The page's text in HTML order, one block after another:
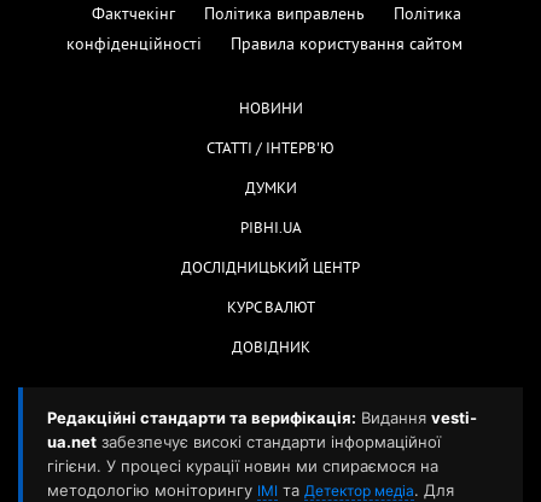
Фактчекінг
Політика виправлень
Політика
конфіденційності
Правила користування сайтом
НОВИНИ
СТАТТІ / ІНТЕРВ'Ю
ДУМКИ
РІВНІ.UA
ДОСЛІДНИЦЬКИЙ ЦЕНТР
КУРС ВАЛЮТ
ДОВІДНИК
Редакційні стандарти та верифікація: Видання vesti-
ua.net забезпечує високі стандарти інформаційної
гігієни. У процесі курації новин ми спираємося на
методологію моніторингу ІМІ та Детектор медіа. Для